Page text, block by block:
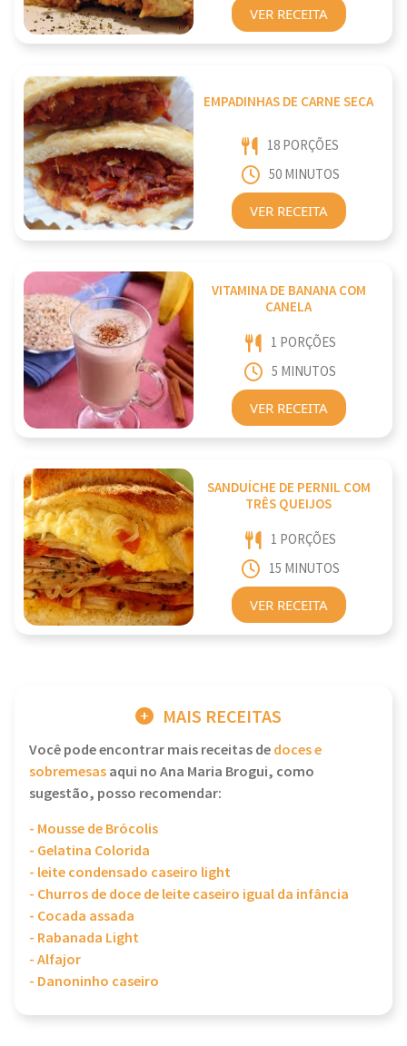
VER RECEITA
EMPADINHAS DE CARNE SECA
18 PORÇÕES
50 MINUTOS
VER RECEITA
VITAMINA DE BANANA COM
CANELA
1 PORÇÕES
5 MINUTOS
VER RECEITA
SANDUÍCHE DE PERNIL COM
TRÊS QUEIJOS
1 PORÇÕES
15 MINUTOS
VER RECEITA
MAIS RECEITAS
Você pode encontrar mais receitas dedoces e
sobremesasaqui no Ana Maria Brogui, como
sugestão, posso recomendar:
- Mousse de Brócolis
- Gelatina Colorida
- leite condensado caseiro light
- Churros de doce de leite caseiro igual da infância
- Cocada assada
- Rabanada Light
- Alfajor
- Danoninho caseiro